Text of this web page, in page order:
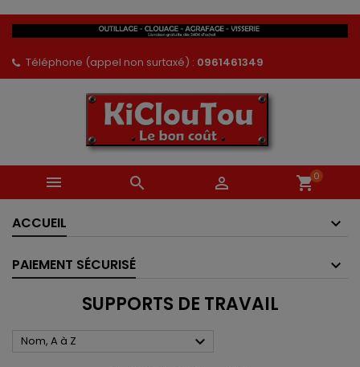
Téléphone (appel non surtaxé) : 0961461349
   shopping_cart0
ACCUEIL
PAIEMENT SÉCURISÉ
SUPPORTS DE TRAVAIL
Nom, A à Z 